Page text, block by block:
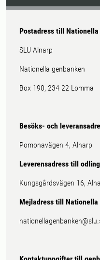
Postadress till
SLU Alnarp
Nationella genbanken
Box 190, 234 22 Lomma
Besöks- och
Pomonavägen 4, Alnarp
Leverensadress till
Kungsgårdsvägen 16,
Mejladress till Nationella